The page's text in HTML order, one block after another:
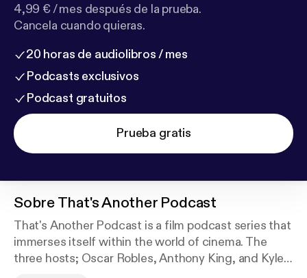
4,99 € / mes después de la prueba.
Cancela cuando quieras.
20 horas de audiolibros / mes
Podcasts exclusivos
Podcast gratuitos
Prueba gratis
SobreThat's Another Podcast
That's Another Podcast is a film podcast series that
immerses itself within the world of cinema. The
three hosts; Oscar Robles, Anthony King, and Kyle